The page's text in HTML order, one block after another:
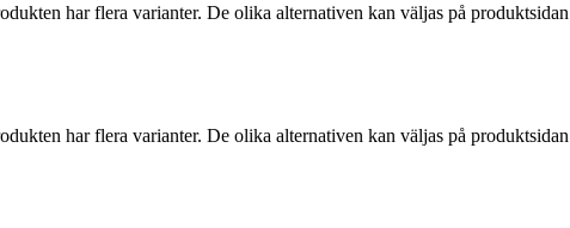
har flera varianter. De olika alternativen kan väljas på produktsidan
har flera varianter. De olika alternativen kan väljas på produktsidan